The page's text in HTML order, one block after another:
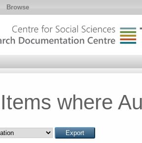
Browse
Items where